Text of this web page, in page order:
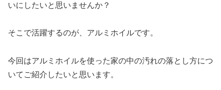
いにしたいと思いませんか？
そこで活躍するのが、 アルミホイルです。
今回はアルミホイルを使った家の中の汚れの落とし方につ
いてご紹介したいと思います。